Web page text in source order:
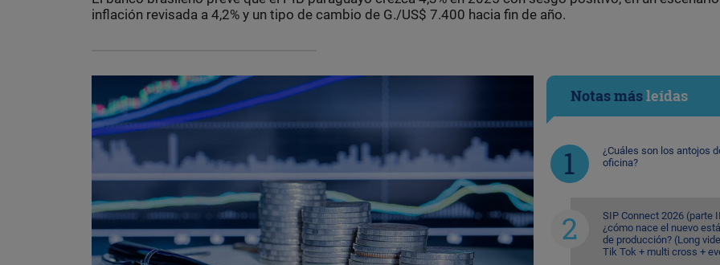
inflación revisada a 4,2% y un tipo de cambio de G./US$ 7.400 hacia fin de año.
Notas másleídas
¿Cuáles son los antojos
oficina?
SIP Connect 2026 (parte
¿cómo nace el nuevo
de producción? (Long
Tik Tok + multi cross +